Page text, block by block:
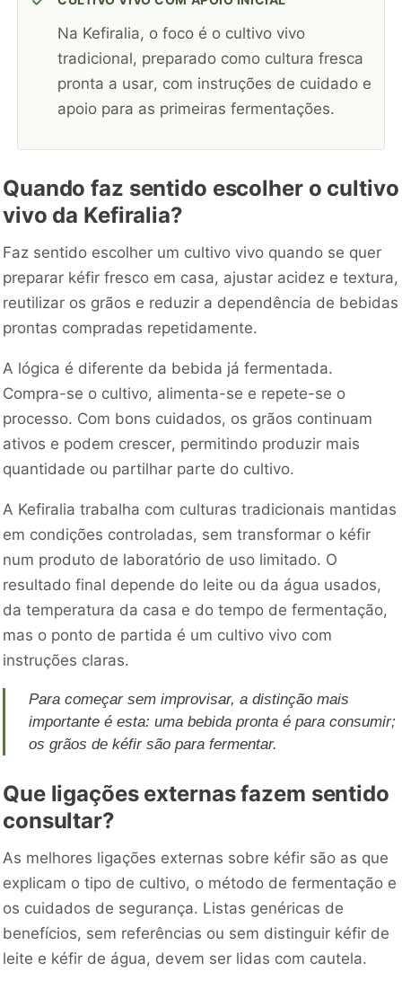
Na Kefiralia, o foco é o cultivo vivo
tradicional, preparado como cultura fresca
pronta a usar, com instruções de cuidado e
apoio para as primeiras fermentações.
Quando faz sentido escolher o cultivo
vivo da Kefiralia?
Faz sentido escolher um cultivo vivo quando se quer
preparar kéfir fresco em casa, ajustar acidez e textura,
reutilizar os grãos e reduzir a dependência de bebidas
prontas compradas repetidamente.
A lógica é diferente da bebida já fermentada.
Compra-se o cultivo, alimenta-se e repete-se o
processo. Com bons cuidados, os grãos continuam
ativos e podem crescer, permitindo produzir mais
quantidade ou partilhar parte do cultivo.
A Kefiralia trabalha com culturas tradicionais mantidas
em condições controladas, sem transformar o kéfir
num produto de laboratório de uso limitado. O
resultado final depende do leite ou da água usados,
da temperatura da casa e do tempo de fermentação,
mas o ponto de partida é um cultivo vivo com
instruções claras.
Para começar sem improvisar, a distinção mais
importante é esta: uma bebida pronta é para consumir;
os grãos de kéfir são para fermentar.
Que ligações externas fazem sentido
consultar?
As melhores ligações externas sobre kéfir são as que
explicam o tipo de cultivo, o método de fermentação e
os cuidados de segurança. Listas genéricas de
benefícios, sem referências ou sem distinguir kéfir de
leite e kéfir de água, devem ser lidas com cautela.